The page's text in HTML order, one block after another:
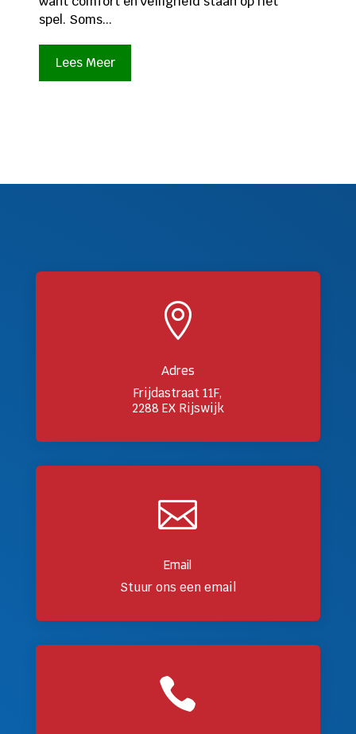
spel. Soms...
Lees Meer

Adres
Frijdastraat 11F,
2288 EX Rijswijk

Email
Stuur ons een email
